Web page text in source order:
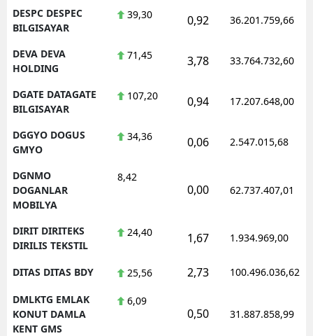
DESPC DESPEC
BILGISAYAR
39,30 0,92 36.201.759,66
DEVA DEVA
HOLDING
71,45 3,78 33.764.732,60
DGATE DATAGATE
BILGISAYAR
107,20 0,94 17.207.648,00
DGGYO DOGUS
GMYO
34,36 0,06 2.547.015,68
DGNMO
DOGANLAR
MOBILYA
8,42
0,00 62.737.407,01
DIRIT DIRITEKS
DIRILIS TEKSTIL
24,40 1,67 1.934.969,00
DITAS DITAS BDY 25,56 2,73 100.496.036,62
DMLKTG EMLAK
KONUT DAMLA
KENT GMS
6,09
0,50 31.887.858,99